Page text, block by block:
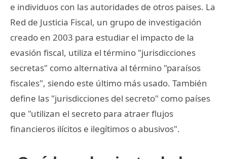
e individuos con las autoridades de otros paises. La
Red de Justicia Fiscal, un grupo de investigación
creado en 2003 para estudiar el impacto de la
evasión fiscal, utiliza el término "jurisdicciones
secretas" como alternativa al término "paraísos
fiscales", siendo este último más usado. También
define las "jurisdicciones del secreto" como países
que "utilizan el secreto para atraer flujos
financieros ilícitos e ilegítimos o abusivos".